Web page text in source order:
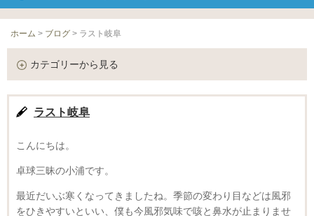
ホーム > ブログ > ラスト岐阜
カテゴリーから見る
ラスト岐阜
こんにちは。
卓球三昧の小浦です。
最近だいぶ寒くなってきましたね。季節の変わり目などは風邪
をひきやすいといい、僕も今風邪気味で咳と鼻水が止まりませ